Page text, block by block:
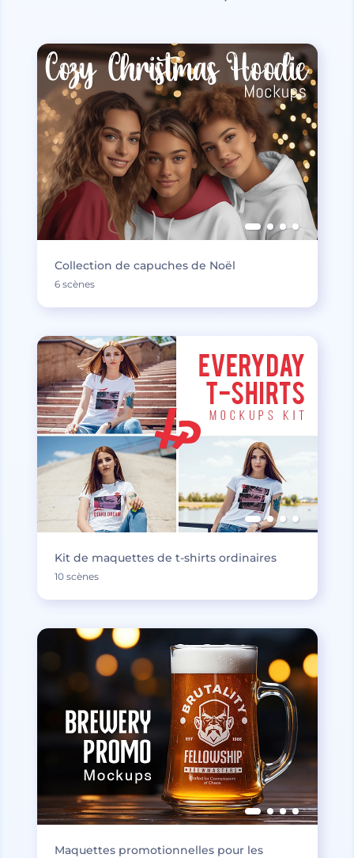
Collection de capuches de Noël
6 scènes
Kit de maquettes de t-shirts ordinaires
10 scènes
Maquettes promotionnelles pour les